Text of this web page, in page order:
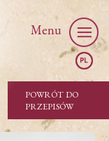
Menu
POWRÓT DO
PRZEPISÓW